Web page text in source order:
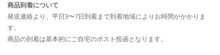
商品到着について
発送連絡より、平日3〜7日到着まで到着地域によりお時間がかかりま
す。
商品の到着は基本的にご自宅のポスト投函となります。